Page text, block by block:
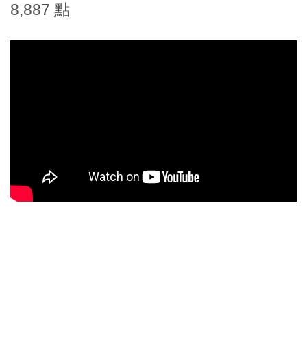
8,887 點